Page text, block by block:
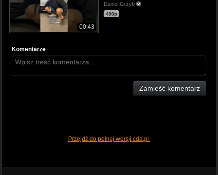
00:43
Daniel Grzyb
480p
Komentarze
Zamieść komentarz
Przejdź do pełnej wersji cda.pl